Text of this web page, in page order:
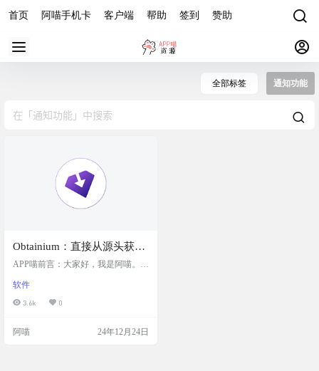
首页 阿喵手机卡 客户端 帮助 签到 赞助
全部标签 通知功能
Obtainium：直接从源头获取
Android应用更新的工具，允
用，并在新版本发布时接收
通知，确保应用始终保持最
APP喵前言：大家好，我是阿喵。今
roid应用更新工具——Obtainium。这
个工具能让你直接从应用的发布页
知。这样，你就再也不用担心错过
软件
3.6k 0
阿喵 24年12月24日